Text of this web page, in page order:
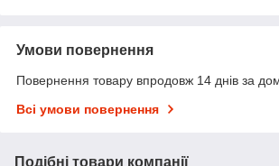
Умови повернення
Повернення товару впродовж 14 днів за
Всі умови повернення
Подібні товари компанії